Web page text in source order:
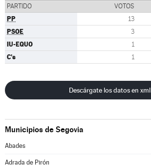
PARTIDO VOTOS
PP 13
PSOE 3
IU-EQUO 1
C's 1
Descárgate los datos en xml
Municipios de Segovia
Abades
Adrada de Pirón